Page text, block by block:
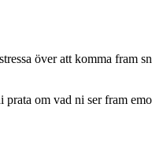
över att komma fram
om vad ni ser fram